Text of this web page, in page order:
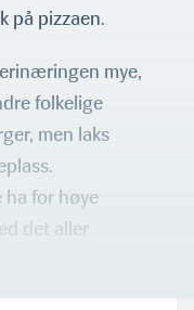
på pizzaen.
mye,
folkelige
men laks
ha for høye
det aller